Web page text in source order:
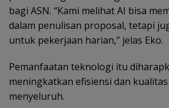
bagi ASN. “Kami melihat AI bisa
dalam penulisan proposal, tetapi
untuk pekerjaan harian,” jelas Eko.
Pemanfaatan teknologi itu
meningkatkan efisiensi dan kualitas
menyeluruh.